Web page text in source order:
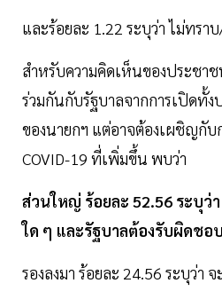
และร้อยละ 1.22 ระบุว่า ไม่ทรา
สำหรับความคิดเห็นของประชาช
ร่วมกันกับรัฐบาลจากการเปิดทั้ง
ของนายกฯ แต่อาจต้องเผชิญกับ
COVID-19 ที่เพิ่มขึ้น พบว่า
ส่วนใหญ่ ร้อยละ 52.56 ระบุว่
ใด ๆ และรัฐบาลต้องรับผิดชอบ
รองลงมา ร้อยละ 24.56 ระบุว่า